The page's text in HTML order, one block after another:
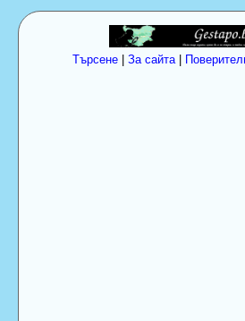
Търсене| За сайта|